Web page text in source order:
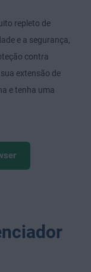
repleto de
e a segurança,
contra
extensão de
e tenha uma